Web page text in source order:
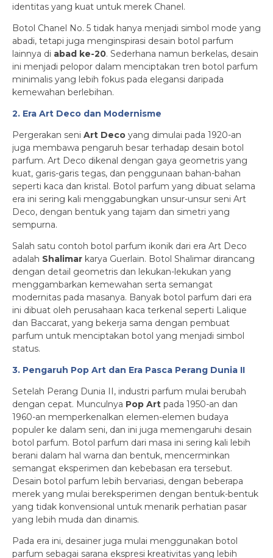
identitas yang kuat untuk merek Chanel.
Botol Chanel No. 5 tidak hanya menjadi simbol mode yang
abadi, tetapi juga menginspirasi desain botol parfum
lainnya di abad ke-20. Sederhana namun berkelas, desain
ini menjadi pelopor dalam menciptakan tren botol parfum
minimalis yang lebih fokus pada elegansi daripada
kemewahan berlebihan.
2. Era Art Deco dan Modernisme
Pergerakan seni Art Deco yang dimulai pada 1920-an
juga membawa pengaruh besar terhadap desain botol
parfum. Art Deco dikenal dengan gaya geometris yang
kuat, garis-garis tegas, dan penggunaan bahan-bahan
seperti kaca dan kristal. Botol parfum yang dibuat selama
era ini sering kali menggabungkan unsur-unsur seni Art
Deco, dengan bentuk yang tajam dan simetri yang
sempurna.
Salah satu contoh botol parfum ikonik dari era Art Deco
adalah Shalimar karya Guerlain. Botol Shalimar dirancang
dengan detail geometris dan lekukan-lekukan yang
menggambarkan kemewahan serta semangat
modernitas pada masanya. Banyak botol parfum dari era
ini dibuat oleh perusahaan kaca terkenal seperti Lalique
dan Baccarat, yang bekerja sama dengan pembuat
parfum untuk menciptakan botol yang menjadi simbol
status.
3. Pengaruh Pop Art dan Era Pasca Perang Dunia II
Setelah Perang Dunia II, industri parfum mulai berubah
dengan cepat. Munculnya Pop Art pada 1950-an dan
1960-an memperkenalkan elemen-elemen budaya
populer ke dalam seni, dan ini juga memengaruhi desain
botol parfum. Botol parfum dari masa ini sering kali lebih
berani dalam hal warna dan bentuk, mencerminkan
semangat eksperimen dan kebebasan era tersebut.
Desain botol parfum lebih bervariasi, dengan beberapa
merek yang mulai bereksperimen dengan bentuk-bentuk
yang tidak konvensional untuk menarik perhatian pasar
yang lebih muda dan dinamis.
Pada era ini, desainer juga mulai menggunakan botol
parfum sebagai sarana ekspresi kreativitas yang lebih